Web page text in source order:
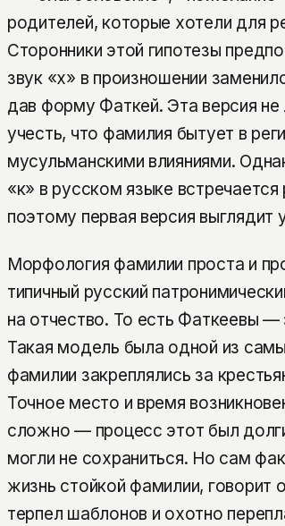
родителей, которые хотели для
Сторонники этой гипотезы
звук «х» в произношении
дав форму Фаткей. Эта версия
учесть, что фамилия бытует в
мусульманскими влияниями.
«к» в русском языке
поэтому первая версия выглядит
Морфология фамилии проста и
типичный русский
на отчество. То есть Фаткеевы
Такая модель была одной из
фамилии закреплялись за
Точное место и время
сложно — процесс этот был
могли не сохраниться. Но сам
жизнь стойкой фамилии, говорит
терпел шаблонов и охотно